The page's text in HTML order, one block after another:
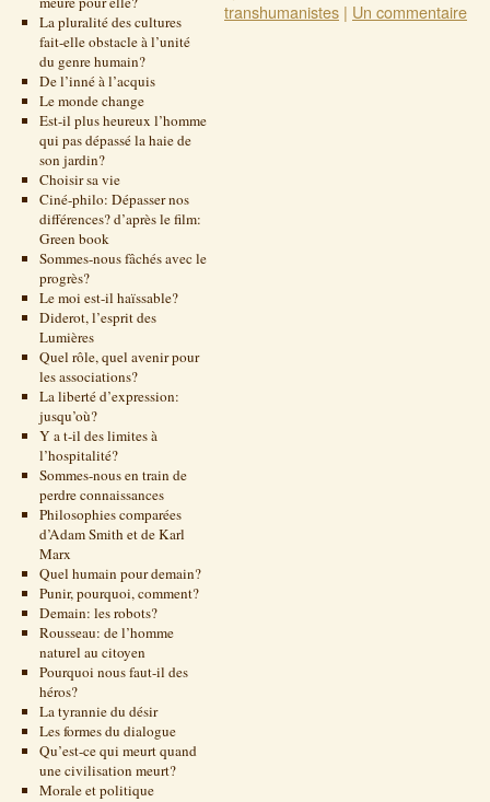
La pluralité des cultures
fait-elle obstacle à l’unité
du genre humain?
De l’inné à l’acquis
Le monde change
Est-il plus heureux l’homme
qui pas dépassé la haie de
son jardin?
Choisir sa vie
Ciné-philo: Dépasser nos
différences? d’après le film:
Green book
Sommes-nous fâchés avec le
progrès?
Le moi est-il haïssable?
Diderot, l’esprit des
Lumières
Quel rôle, quel avenir pour
les associations?
La liberté d’expression:
jusqu’où?
Y a t-il des limites à
l’hospitalité?
Sommes-nous en train de
perdre connaissances
Philosophies comparées
d’Adam Smith et de Karl
Marx
Quel humain pour demain?
Punir, pourquoi, comment?
Demain: les robots?
Rousseau: de l’homme
naturel au citoyen
Pourquoi nous faut-il des
héros?
La tyrannie du désir
Les formes du dialogue
Qu’est-ce qui meurt quand
une civilisation meurt?
Morale et politique
transhumanistes | Un commentaire